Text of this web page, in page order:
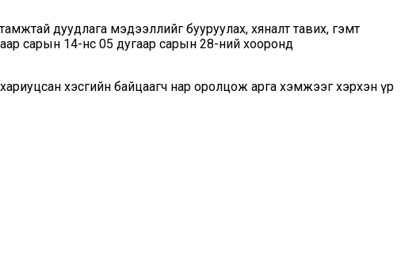
дуудлага мэдээллийг бууруулах, хяналт тавих, гэмт
сарын 14-нөөс 05 дугаар сарын 28-ний хооронд
хэсгийн байцаагч нар оролцож арга хэмжээг хэрхэн үр